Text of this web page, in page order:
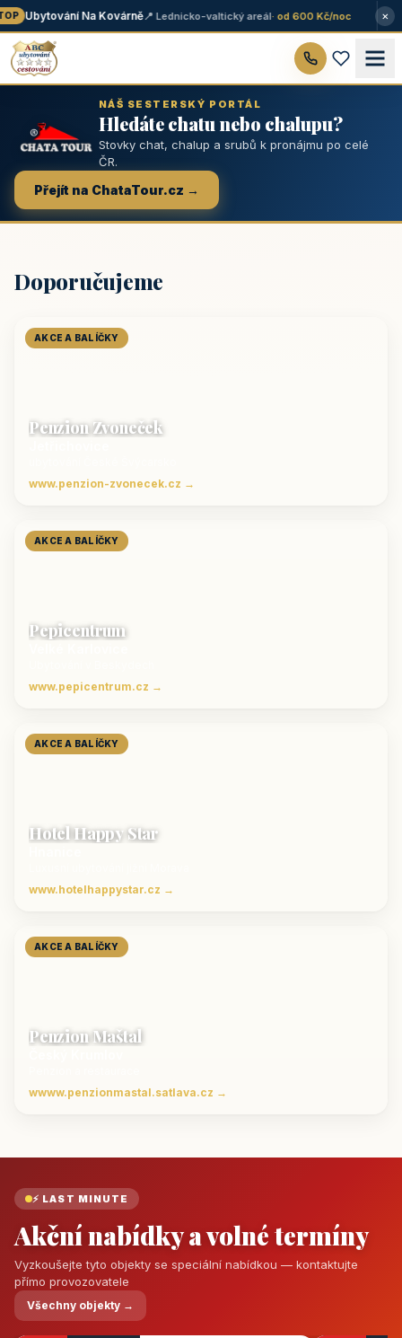
Ubytování Na Kovárně📍 Lednicko-valtický areál· od 600 Kč/noc ×
NÁŠ SESTERSKÝ PORTÁL
Hledáte chatu nebo chalupu?
Stovky chat, chalup a srubů k pronájmu po celé
ČR.
Přejít na ChataTour.cz →
Doporučujeme
AKCE A BALÍČKY
Penzion Zvoneček
www.penzion-zvonecek.cz →
AKCE A BALÍČKY
Pepicentrum
www.pepicentrum.cz →
AKCE A BALÍČKY
Hotel Happy Star
www.hotelhappystar.cz →
AKCE A BALÍČKY
Penzion Maštal
wwww.penzionmastal.satlava.cz →
⚡ LAST MINUTE
Akční nabídky a volné termíny
Vyzkoušejte tyto objekty se speciální nabídkou — kontaktujte
přímo provozovatele
Všechny objekty →